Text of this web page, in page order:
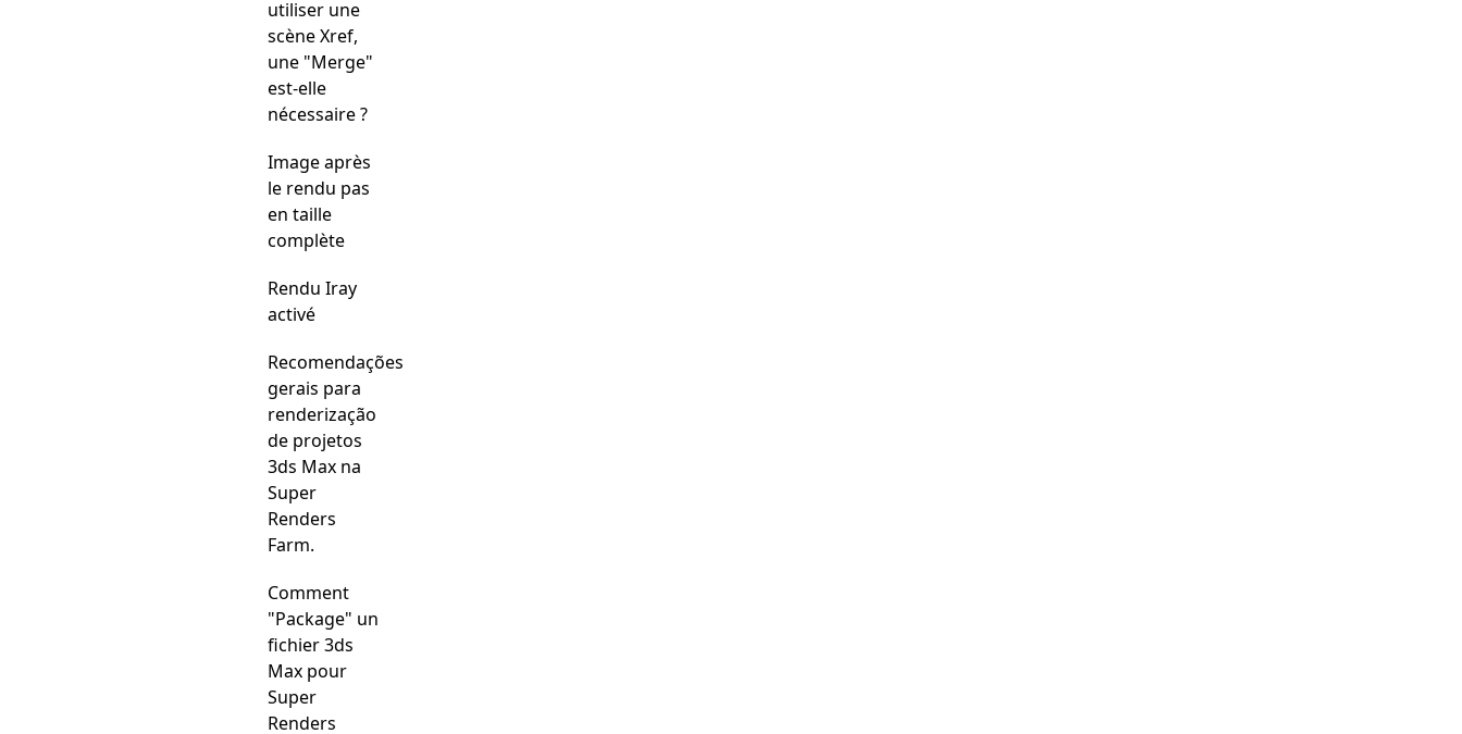
utiliser une
scène Xref,
une "Merge"
est-elle
nécessaire ?
Image après
le rendu pas
en taille
complète
Rendu Iray
activé
Recomendações
gerais para
renderização
de projetos
3ds Max na
Super
Renders
Farm.
Comment
"Package" un
fichier 3ds
Max pour
Super
Renders